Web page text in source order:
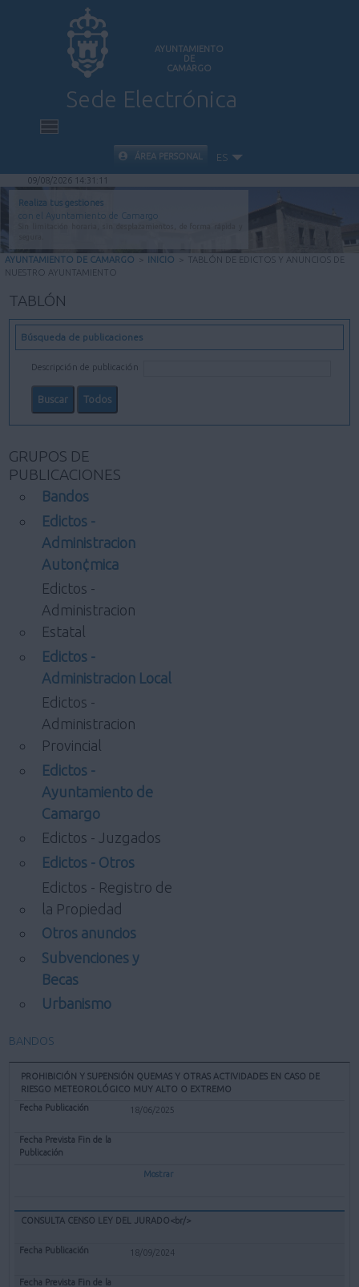
AYUNTAMIENTO
DE
CAMARGO
Sede Electrónica
INICIO
INFORMACIÓN PÚBLICA
CARPETA CIUDADANA
VALIDACIÓN DE DOCUMENTOS
AYUDA
ÁREA PERSONAL ES
09/08/2026 14:31:12
Realiza tus gestiones
con el Ayuntamiento de Camargo
AYUNTAMIENTO DE CAMARGO > INICIO > TABLÓN DE EDICTOS Y ANUNCIOS DE
NUESTRO AYUNTAMIENTO
TABLÓN
Búsqueda de publicaciones
Descripción de publicación
GRUPOS DE
PUBLICACIONES
Bandos
Edictos -
Administracion
Auton¢mica
Edictos -
Administracion
Estatal
Edictos -
Administracion Local
Edictos -
Administracion
Provincial
Edictos -
Ayuntamiento de
Camargo
Edictos - Juzgados
Edictos - Otros
Edictos - Registro de
la Propiedad
Otros anuncios
Subvenciones y
Becas
Urbanismo
BANDOS
PROHIBICIÓN Y SUPENSIÓN QUEMAS Y OTRAS ACTIVIDADES EN CASO DE
RIESGO METEOROLÓGICO MUY ALTO O EXTREMO
18/06/2025
Mostrar
CONSULTA CENSO LEY DEL JURADO<br/>
18/09/2024